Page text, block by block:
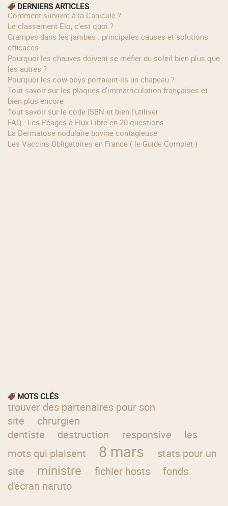
DERNIERS ARTICLES
Comment survivre à la Canicule ?
Le classement Elo, c’est quoi ?
Crampes dans les jambes : principales causes et solutions
efficaces
Pourquoi les chauves doivent se méfier du soleil bien plus que
les autres ?
Pourquoi les cow‑boys portaient‑ils un chapeau ?
Tout savoir sur les plaques d'immatriculation françaises et
bien plus encore
Tout savoir sur le code ISBN et bien l'utiliser
FAQ - Les Péages à Flux Libre en 20 questions
La Dermatose nodulaire bovine contagieuse
Les Vaccins Obligatoires en France ( le Guide Complet )
MOTS CLÉS
trouver des partenaires pour son
site
chrurgien
dentiste
destruction responsive
les
mots qui plaisent
8 mars
stats pour un
site
ministre fichier hosts
fonds
d'écran naruto